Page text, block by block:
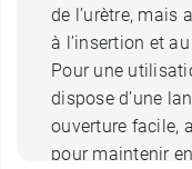
de l’urètre, mais
à l’insertion et
Pour une
dispose d’une
ouverture facile,
pour maintenir